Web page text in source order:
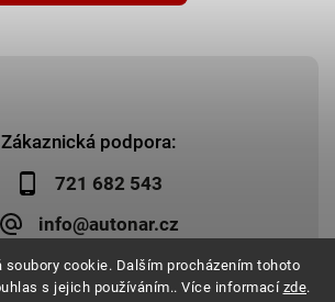
soubory cookie. Dalším procházením tohoto
s jejich používáním.. Více informací zde.
Zákaznická podpora:
721 682 543
info@autonar.cz